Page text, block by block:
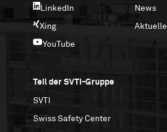
LinkedIn
Xing
YouTube
Teil der SVTI-Gruppe
SVTI
Swiss Safety Center
News